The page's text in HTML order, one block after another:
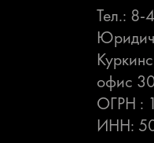
Тел.: 8-
офис
ОГРН :
ИНН: